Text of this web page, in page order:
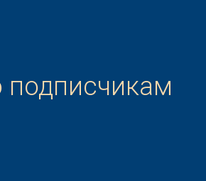
подписчикам